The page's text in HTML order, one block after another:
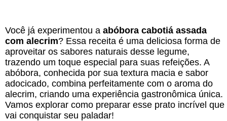
Você já experimentou a abóbora cabotiá assada
com alecrim? Essa receita é uma deliciosa forma de
aproveitar os sabores naturais desse legume,
trazendo um toque especial para suas refeições. A
abóbora, conhecida por sua textura macia e sabor
adocicado, combina perfeitamente com o aroma do
alecrim, criando uma experiência gastronômica única.
Vamos explorar como preparar esse prato incrível que
vai conquistar seu paladar!